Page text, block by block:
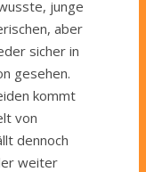
junge
aber
sicher in
gesehen.
kommt
von
dennoch
weiter